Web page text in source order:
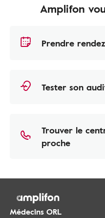
Amplifon
Prendre
Tester son
Trouver le
proche
Médecins ORL